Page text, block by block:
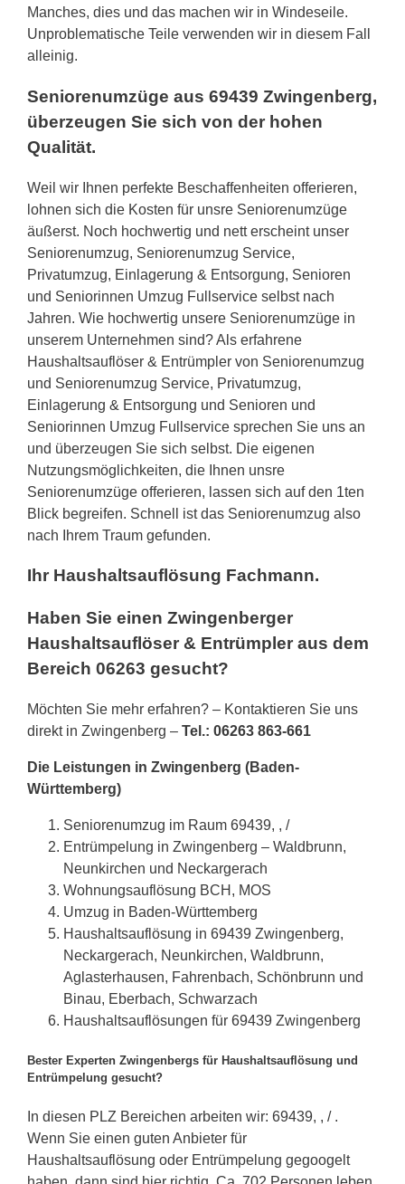
Manches, dies und das machen wir in Windeseile.
Unproblematische Teile verwenden wir in diesem Fall
alleinig.
Seniorenumzüge aus 69439 Zwingenberg,
überzeugen Sie sich von der hohen
Qualität.
Weil wir Ihnen perfekte Beschaffenheiten offerieren,
lohnen sich die Kosten für unsre Seniorenumzüge
äußerst. Noch hochwertig und nett erscheint unser
Seniorenumzug, Seniorenumzug Service,
Privatumzug, Einlagerung & Entsorgung, Senioren
und Seniorinnen Umzug Fullservice selbst nach
Jahren. Wie hochwertig unsere Seniorenumzüge in
unserem Unternehmen sind? Als erfahrene
Haushaltsauflöser & Entrümpler von Seniorenumzug
und Seniorenumzug Service, Privatumzug,
Einlagerung & Entsorgung und Senioren und
Seniorinnen Umzug Fullservice sprechen Sie uns an
und überzeugen Sie sich selbst. Die eigenen
Nutzungsmöglichkeiten, die Ihnen unsre
Seniorenumzüge offerieren, lassen sich auf den 1ten
Blick begreifen. Schnell ist das Seniorenumzug also
nach Ihrem Traum gefunden.
Ihr Haushaltsauflösung Fachmann.
Haben Sie einen Zwingenberger
Haushaltsauflöser & Entrümpler aus dem
Bereich 06263 gesucht?
Möchten Sie mehr erfahren? – Kontaktieren Sie uns
direkt in Zwingenberg – Tel.: 06263 863-661
Die Leistungen in Zwingenberg (Baden-
Württemberg)
Seniorenumzug im Raum 69439, , /
Entrümpelung in Zwingenberg – Waldbrunn,
Neunkirchen und Neckargerach
Wohnungsauflösung BCH, MOS
Umzug in Baden-Württemberg
Haushaltsauflösung in 69439 Zwingenberg,
Neckargerach, Neunkirchen, Waldbrunn,
Aglasterhausen, Fahrenbach, Schönbrunn und
Binau, Eberbach, Schwarzach
Haushaltsauflösungen für 69439 Zwingenberg
Bester Experten Zwingenbergs für Haushaltsauflösung und
Entrümpelung gesucht?
In diesen PLZ Bereichen arbeiten wir: 69439, , / .
Wenn Sie einen guten Anbieter für
Haushaltsauflösung oder Entrümpelung gegoogelt